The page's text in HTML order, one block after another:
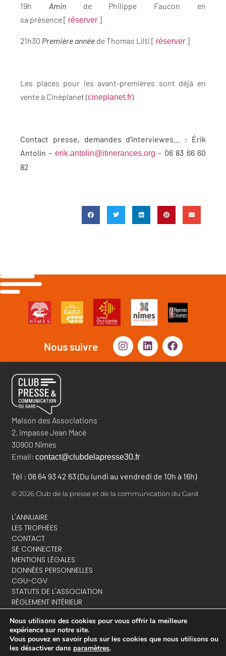
19h Amin
de Philippe Faucon en
sa présence [ réserver ]
21h30 Première année de Thomas Lilti [ réserver ]
Les places pour les avant-premières sont déjà en
vente à Cinéplanet (cineplanet.fr)
Contact presse, demandes d’interviewes… : Érik
Antolin – erik.antolin@itinerances.org – 06 83 66 60
82
Nous suivre
Maison des Associations
2, impasse Jean Macé
30900 Nîmes
Email: contact@clubdelapresse30.fr
Tél : 06 64 93 42 63 (Du lundi au vendredi de 10h à 16h)
© 2026 Club de la presse et de la communication du Gard
L'ANNUAIRE
LES TROPHÉES
CONTACT
SE CONNECTER
MENTIONS LÉGALES
DONNÉES PERSONNELLES
CGU-CGV
STATUTS DE L'ASSOCIATION
RÈGLEMENT INTÉRIEUR
NOUS CONTACTER
Nous utilisons des cookies pour vous offrir la meilleure
expérience sur notre site.
Vous pouvez en savoir plus sur les cookies que nous utilisons ou
les désactiver dans paramètres.